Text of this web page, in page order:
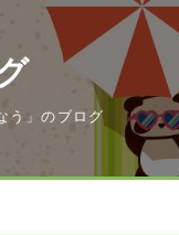
う」のブログ